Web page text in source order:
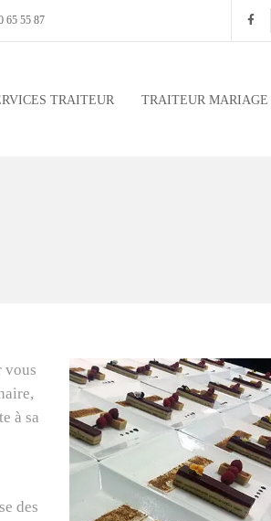
65 55 87
TRAITEUR TRAITEUR MARIAGE
vous
à sa
des